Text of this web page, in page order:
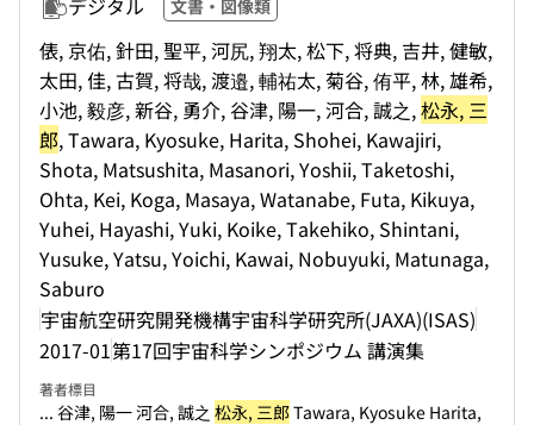
デジタル 文書・図像類
俵, 京佑, 針田, 聖平, 河尻, 翔太, 松下, 将典, 吉井, 健敏,
太田, 佳, 古賀, 将哉, 渡邉, 輔祐太, 菊谷, 侑平, 林, 雄希,
小池, 毅彦, 新谷, 勇介, 谷津, 陽一, 河合, 誠之,松永, 三
郎, Tawara, Kyosuke, Harita, Shohei, Kawajiri,
Shota, Matsushita, Masanori, Yoshii, Taketoshi,
Ohta, Kei, Koga, Masaya, Watanabe, Futa, Kikuya,
Yuhei, Hayashi, Yuki, Koike, Takehiko, Shintani,
Yusuke, Yatsu, Yoichi, Kawai, Nobuyuki, Matunaga,
Saburo
宇宙航空研究開発機構宇宙科学研究所(JAXA)(ISAS)
2017-01第17回宇宙科学シンポジウム 講演集
著者標目
... 谷津, 陽一 河合, 誠之 松永, 三郎Tawara, Kyosuke Harita,